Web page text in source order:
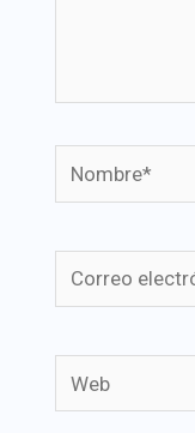
Nombre*
Correo
electrónico*
Web